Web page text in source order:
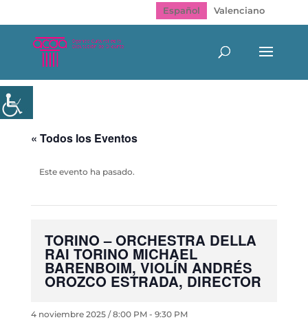
Español Valenciano
« Todos los Eventos
Este evento ha pasado.
TORINO – ORCHESTRA DELLA
RAI TORINO MICHAEL
BARENBOIM, VIOLÍN ANDRÉS
OROZCO ESTRADA, DIRECTOR
4 noviembre 2025 / 8:00 PM- 9:30 PM